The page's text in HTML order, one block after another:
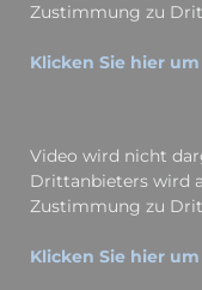
Zustimmung zu
Klicken Sie hier
Video wird nicht
Drittanbieters wird
Zustimmung zu
Klicken Sie hier